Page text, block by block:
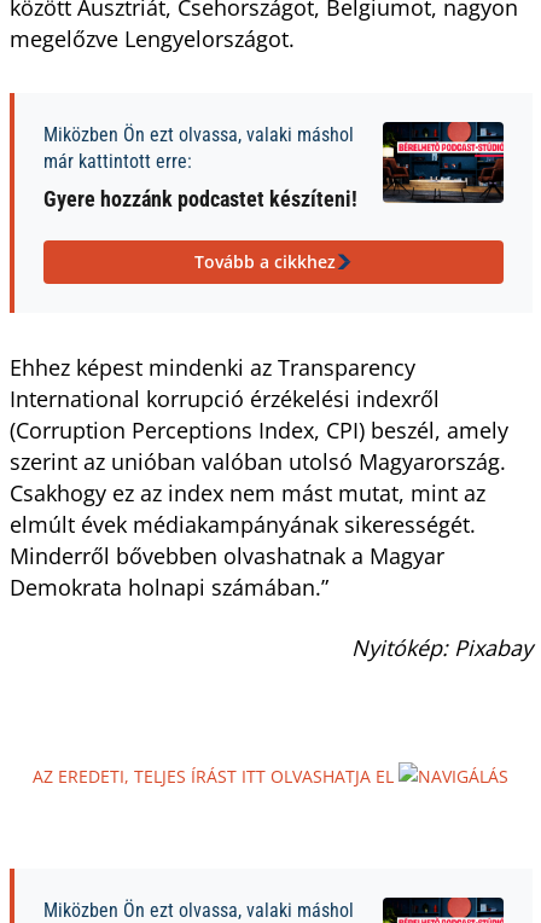
között Ausztriát, Csehországot, Belgiumot, nagyon
megelőzve Lengyelországot.
Miközben Ön ezt olvassa, valaki máshol
már kattintott erre:
Gyere hozzánk podcastet készíteni!
Tovább a cikkhez
Ehhez képest mindenki az Transparency
International korrupció érzékelési indexről
(Corruption Perceptions Index, CPI) beszél, amely
szerint az unióban valóban utolsó Magyarország.
Csakhogy ez az index nem mást mutat, mint az
elmúlt évek médiakampányának sikerességét.
Minderről bővebben olvashatnak a Magyar
Demokrata holnapi számában.”
Nyitókép: Pixabay
AZ EREDETI, TELJES ÍRÁST ITT OLVASHATJA EL
Miközben Ön ezt olvassa, valaki máshol